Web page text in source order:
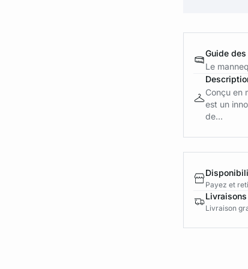
Guide
Le
Conçu en
est un
de...
Payez et
Livraison